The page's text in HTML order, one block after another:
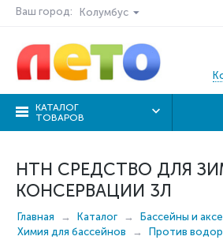
Ваш город: Колумбус
КАТАЛОГ
ТОВАРОВ
HTH СРЕДСТВО ДЛЯ
КОНСЕРВАЦИИ 3Л
Главная Каталог
Бассейны и
Химия для бассейнов
Против